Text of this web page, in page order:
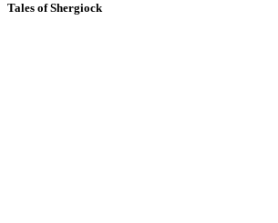
Tales of Shergiock